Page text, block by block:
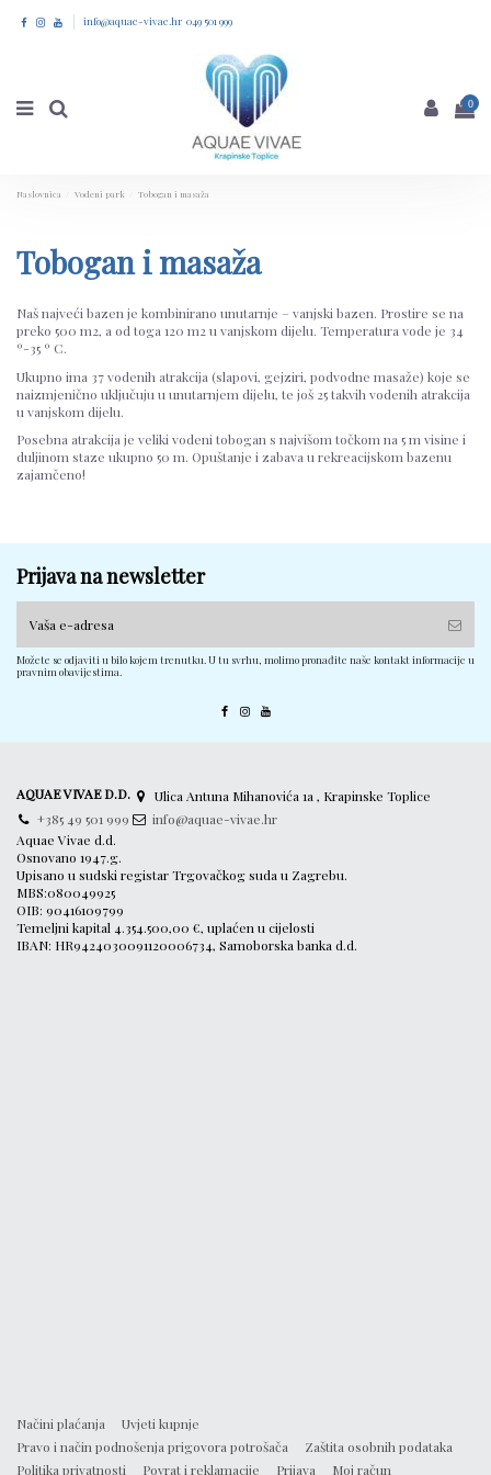
info@aquae-vivae.hr 049 501 999
0
Naslovnica Vodeni park Tobogan i masaža
Tobogan i masaža
Naš najveći bazen je kombinirano unutarnje – vanjski bazen. Prostire se na
preko 500 m2, a od toga 120 m2 u vanjskom dijelu. Temperatura vode je 34
º-35 º C.
Ukupno ima 37 vodenih atrakcija (slapovi, gejziri, podvodne masaže) koje se
naizmjenično uključuju u unutarnjem dijelu, te još 25 takvih vodenih atrakcija
u vanjskom dijelu.
Posebna atrakcija je veliki vodeni tobogan s najvišom točkom na 5 m visine i
duljinom staze ukupno 50 m. Opuštanje i zabava u rekreacijskom bazenu
zajamčeno!
Prijava na newsletter
Možete se odjaviti u bilo kojem trenutku. U tu svrhu, molimo pronađite naše kontakt informacije u
pravnim obavijestima.
AQUAE VIVAE D.D.
Ulica Antuna Mihanovića 1a , Krapinske Toplice
+385 49 501 999
info@aquae-vivae.hr
Aquae Vivae d.d.
Osnovano 1947.g.
Upisano u sudski registar Trgovačkog suda u Zagrebu.
MBS:080049925
OIB: 90416109799
Temeljni kapital 4.354.500,00 €, uplaćen u cijelosti
IBAN: HR9424030091120006734, Samoborska banka d.d.
Načini plaćanja
Uvjeti kupnje
Pravo i način podnošenja prigovora potrošača
Zaštita osobnih podataka
Politika privatnosti
Povrat i reklamacije Prijava Moj račun